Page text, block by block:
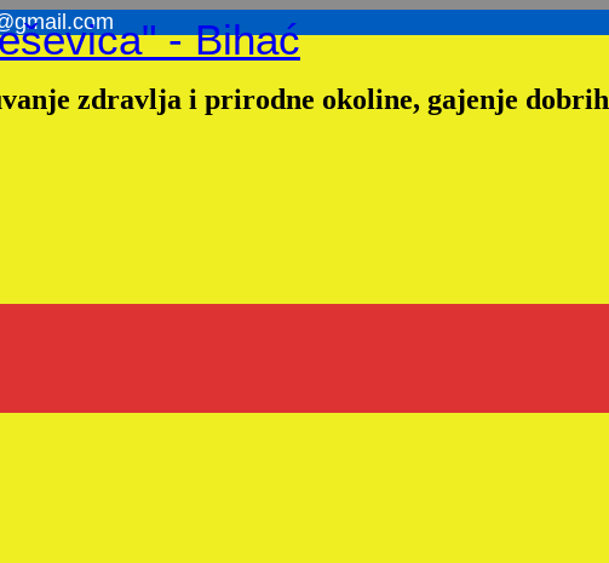
- Bihać
zdravlja i prirodne okoline, gajenje dobrih